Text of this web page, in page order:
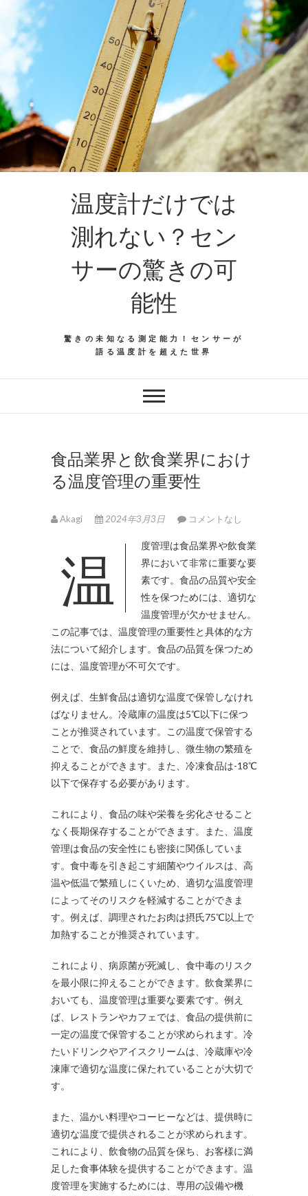
温度計だけでは
測れない？セン
サーの驚きの可
能性
驚きの未知なる測定能力！センサーが
語る温度計を超えた世界
食品業界と飲食業界におけ
る温度管理の重要性
Akagi 2024年3月3日 コメントなし
温度管理は食品業界や飲食業
界において非常に重要な要
素です。 食品の品質や安全
性を保つためには、適切な
温度管理が欠かせません。
この記事では、温度管理の重要性と具体的な方
法について紹介します。食品の品質を保つため
には、温度管理が不可欠です。
例えば、生鮮食品は適切な温度で保管しなけれ
ばなりません。冷蔵庫の温度は5℃以下に保つ
ことが推奨されています。この温度で保管する
ことで、食品の鮮度を維持し、微生物の繁殖を
抑えることができます。また、冷凍食品は-18℃
以下で保存する必要があります。
これにより、食品の味や栄養を劣化させること
なく長期保存することができます。また、温度
管理は食品の安全性にも密接に関係していま
す。食中毒を引き起こす細菌やウイルスは、高
温や低温で繁殖しにくいため、適切な温度管理
によってそのリスクを軽減することができま
す。例えば、調理されたお肉は摂氏75℃以上で
加熱することが推奨されています。
これにより、病原菌が死滅し、食中毒のリスク
を最小限に抑えることができます。飲食業界に
おいても、温度管理は重要な要素です。例え
ば、レストランやカフェでは、食品の提供前に
一定の温度で保管することが求められます。冷
たいドリンクやアイスクリームは、冷蔵庫や冷
凍庫で適切な温度に保たれていることが大切で
す。
また、温かい料理やコーヒーなどは、提供時に
適切な温度で提供されることが求められます。
これにより、飲食物の品質を保ち、お客様に満
足した食事体験を提供することができます。温
度管理を実施するためには、専用の設備や機